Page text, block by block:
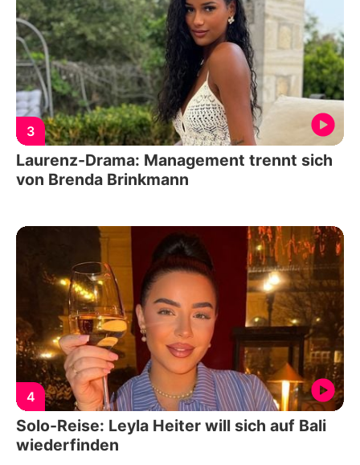
3
Laurenz-Drama: Management trennt sich
von Brenda Brinkmann
4
Solo-Reise: Leyla Heiter will sich auf Bali
wiederfinden